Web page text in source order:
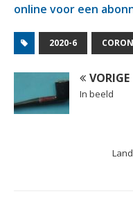
online voor een
2020-6
VORIGE
In beeld